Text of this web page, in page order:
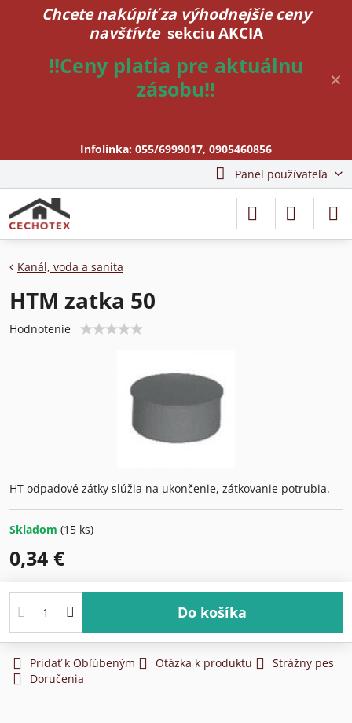
✕
Chcete nakúpiť za výhodnejšie ceny
navštívte sekciu AKCIA
!!Ceny platia pre aktuálnu
zásobu!!
Infolinka: 055/6999017, 0905460856
Panel používateľa
Kanál, voda a sanita
HTM zatka 50
Hodnotenie
HT odpadové zátky slúžia na ukončenie, zátkovanie potrubia.
Skladom (15 ks)
0,34 €
Do košíka
Pridať k Obľúbeným Otázka k produktu
Strážny pes
Doručenia